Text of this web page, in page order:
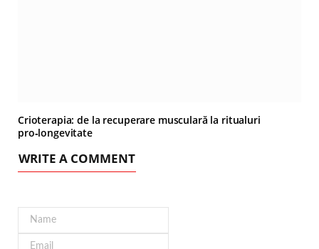
Crioterapia: de la recuperare musculară la ritualuri
pro‑longevitate
WRITE A COMMENT